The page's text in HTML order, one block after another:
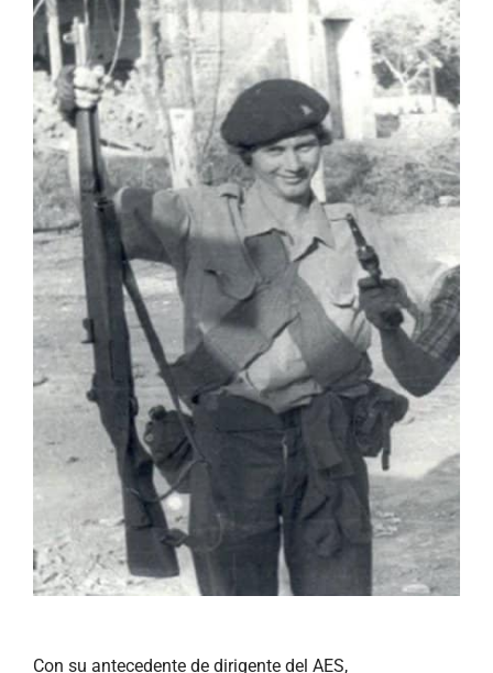
Con su antecedente de dirigente del AES,